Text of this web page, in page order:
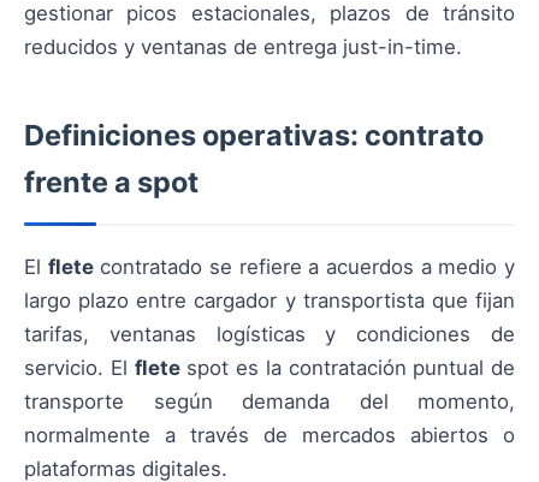
gestionar picos estacionales, plazos de tránsito
reducidos y ventanas de entrega just-in-time.
Definiciones operativas: contrato
frente a spot
El fletecontratado se refiere a acuerdos a medio y
largo plazo entre cargador y transportista que fijan
tarifas, ventanas logísticas y condiciones de
servicio. El fletespot es la contratación puntual de
transporte según demanda del momento,
normalmente a través de mercados abiertos o
plataformas digitales.